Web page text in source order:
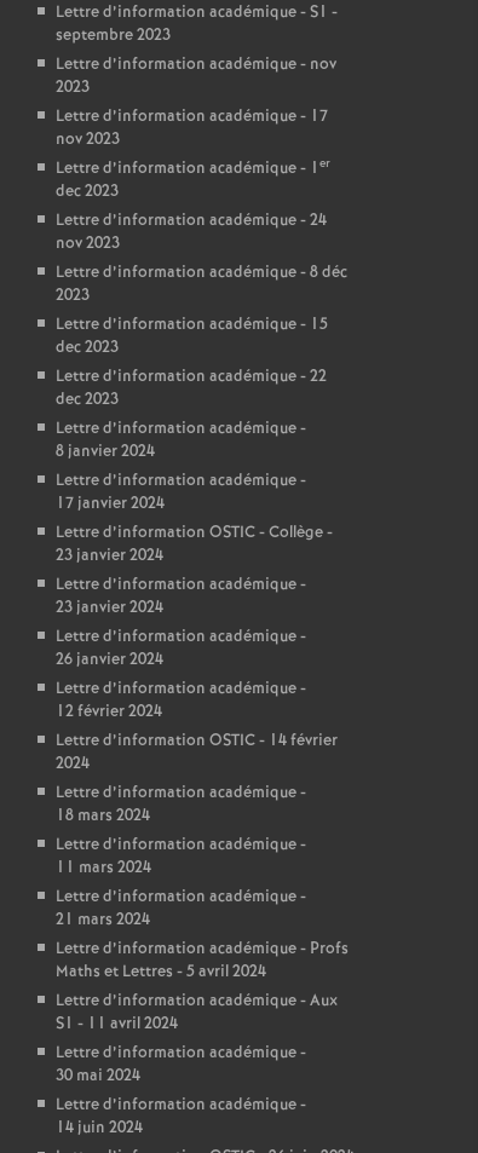
Lettre d’information académique - S1 -
septembre 2023
Lettre d’information académique - nov
2023
Lettre d’information académique - 17
nov 2023
Lettre d’information académique - 1 er
dec 2023
Lettre d’information académique - 24
nov 2023
Lettre d’information académique - 8 déc
2023
Lettre d’information académique - 15
dec 2023
Lettre d’information académique - 22
dec 2023
Lettre d’information académique -
8 janvier 2024
Lettre d’information académique -
17 janvier 2024
Lettre d’information OSTIC - Collège -
23 janvier 2024
Lettre d’information académique -
23 janvier 2024
Lettre d’information académique -
26 janvier 2024
Lettre d’information académique -
12 février 2024
Lettre d’information OSTIC - 14 février
2024
Lettre d’information académique -
18 mars 2024
Lettre d’information académique -
11 mars 2024
Lettre d’information académique -
21 mars 2024
Lettre d’information académique - Profs
Maths et Lettres - 5 avril 2024
Lettre d’information académique - Aux
S1 - 11 avril 2024
Lettre d’information académique -
30 mai 2024
Lettre d’information académique -
14 juin 2024